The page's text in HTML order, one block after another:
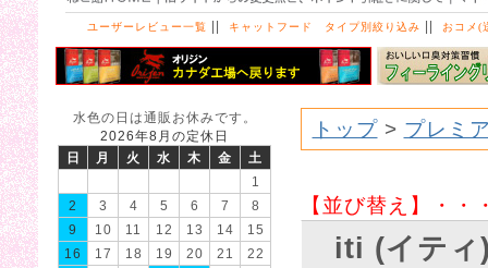
ユーザーレビュー一覧 || キャットフード タイプ別絞り込み || おコメ(
水色の日は通販お休みです。
2026年8月の定休日
日
月 火 水 木 金
土
1
2
3 4 5 6 7
8
9
10 11 12 13 14
15
16
17 18 19 20 21
22
トップ> プレミ
【並び替え】・・
iti (イティ